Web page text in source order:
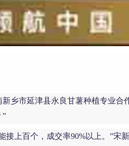
乡市延津县永良甘薯种植专业
”
接上百个，成交率90%以上。”